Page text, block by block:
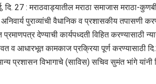
दि. 27 : मराठवाड्यातील मराठा समाजास मराठा-
अनिवार्य पुराव्यांची वैधानिक व प्रशासकीय तपासणी
प्रमाणपत्र देण्याची कार्यपध्‍दती विहित करण्‍यासाठी
व आधारभूत कामकाज प्रक्रिया पूर्ण करण्यासाठी
प्रशासन विभागाचे (साविस) सचिव सुमंत भांगे यांनी